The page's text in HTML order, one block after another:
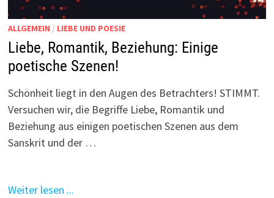
ALLGEMEIN / LIEBE UND POESIE
Liebe, Romantik, Beziehung: Einige
poetische Szenen!
Schönheit liegt in den Augen des Betrachters! STIMMT.
Versuchen wir, die Begriffe Liebe, Romantik und
Beziehung aus einigen poetischen Szenen aus dem
Sanskrit und der …
Weiter lesen ...